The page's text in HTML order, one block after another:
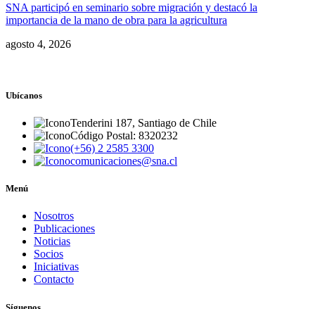
SNA participó en seminario sobre migración y destacó la
importancia de la mano de obra para la agricultura
agosto 4, 2026
Ubícanos
Tenderini 187, Santiago de Chile
Código Postal: 8320232
(+56) 2 2585 3300
comunicaciones@sna.cl
Menú
Nosotros
Publicaciones
Noticias
Socios
Iniciativas
Contacto